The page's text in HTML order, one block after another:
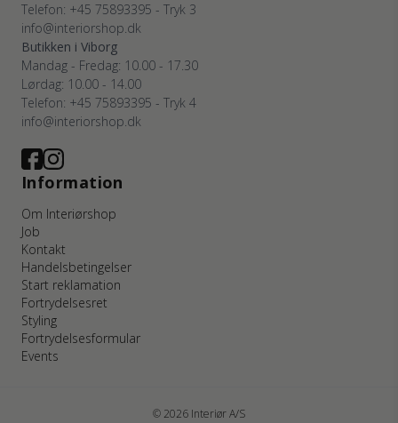
Telefon: +45 75893395 - Tryk 3
info@interiorshop.dk
Butikken i Viborg
Mandag - Fredag: 10.00 - 17.30
Lørdag: 10.00 - 14.00
Telefon: +45 75893395 - Tryk 4
info@interiorshop.dk
Information
Om Interiørshop
Job
Kontakt
Handelsbetingelser
Start reklamation
Fortrydelsesret
Styling
Fortrydelsesformular
Events
© 2026 Interiør A/S